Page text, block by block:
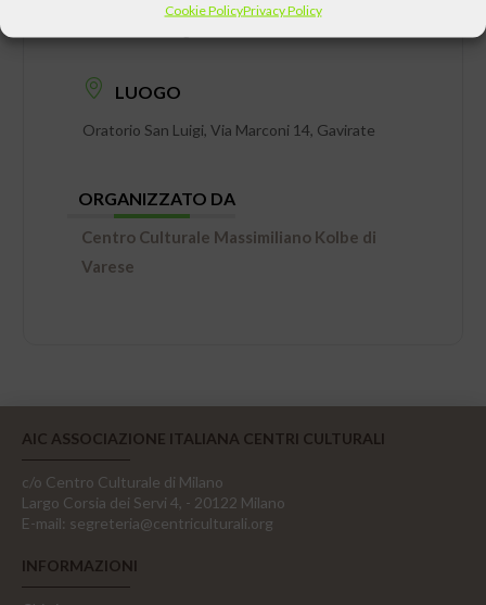
Cookie PolicyPrivacy Policy
LUOGO
Oratorio San Luigi, Via Marconi 14, Gavirate
ORGANIZZATO DA
Centro Culturale Massimiliano Kolbe di
Varese
AIC ASSOCIAZIONE ITALIANA CENTRI CULTURALI
c/o Centro Culturale di Milano
Largo Corsia dei Servi 4, - 20122 Milano
E-mail: segreteria@centriculturali.org
INFORMAZIONI